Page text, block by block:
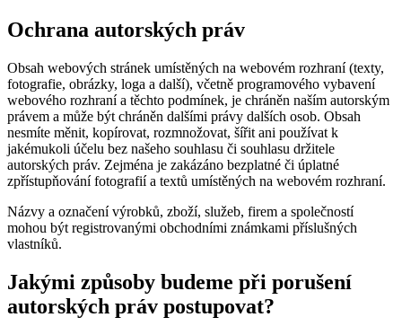
Ochrana autorských práv
Obsah webových stránek umístěných na webovém rozhraní (texty,
fotografie, obrázky, loga a další), včetně programového vybavení
webového rozhraní a těchto podmínek, je chráněn naším autorským
právem a může být chráněn dalšími právy dalších osob. Obsah
nesmíte měnit, kopírovat, rozmnožovat, šířit ani používat k
jakémukoli účelu bez našeho souhlasu či souhlasu držitele
autorských práv. Zejména je zakázáno bezplatné či úplatné
zpřístupňování fotografií a textů umístěných na webovém rozhraní.
Názvy a označení výrobků, zboží, služeb, firem a společností
mohou být registrovanými obchodními známkami příslušných
vlastníků.
Jakými způsoby budeme při porušení
autorských práv postupovat?